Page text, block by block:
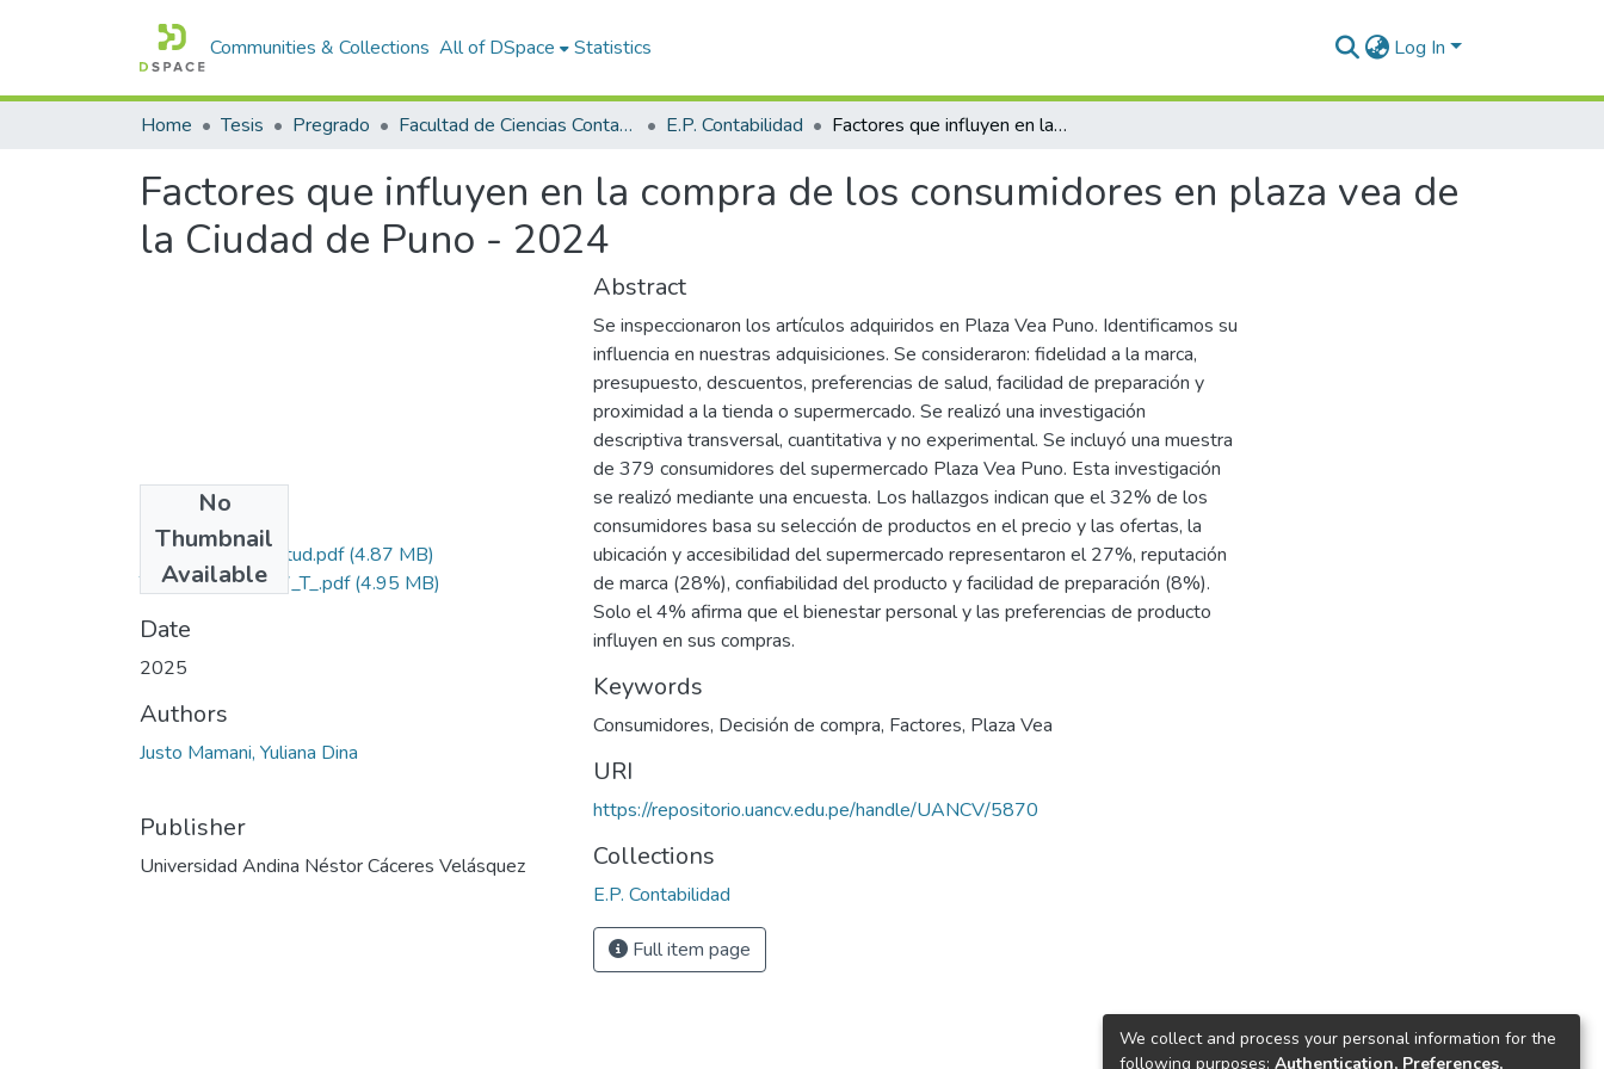
Communities & Collections All of DSpace Statistics Log In
Home Tesis Pregrado Facultad de Ciencias Contables y Financieras E.P. Contabilidad Factores que influyen en la compra de los consumidores en plaza vea de la Ciudad de Puno - 2024
Factores que influyen en la compra de los consumidores en plaza vea de
la Ciudad de Puno - 2024
No
Thumbnail
Available
Grado de Similitud.pdf(4.87 MB)
T036_74244157_T_.pdf(4.95 MB)
Date
2025
Authors
Justo Mamani, Yuliana Dina
Publisher
Universidad Andina Néstor Cáceres Velásquez
Abstract
Se inspeccionaron los artículos adquiridos en Plaza Vea Puno. Identificamos su
influencia en nuestras adquisiciones. Se consideraron: fidelidad a la marca,
presupuesto, descuentos, preferencias de salud, facilidad de preparación y
proximidad a la tienda o supermercado. Se realizó una investigación
descriptiva transversal, cuantitativa y no experimental. Se incluyó una muestra
de 379 consumidores del supermercado Plaza Vea Puno. Esta investigación
se realizó mediante una encuesta. Los hallazgos indican que el 32% de los
consumidores basa su selección de productos en el precio y las ofertas, la
ubicación y accesibilidad del supermercado representaron el 27%, reputación
de marca (28%), confiabilidad del producto y facilidad de preparación (8%).
Solo el 4% afirma que el bienestar personal y las preferencias de producto
influyen en sus compras.
Keywords
Consumidores, Decisión de compra, Factores, Plaza Vea
URI
https://repositorio.uancv.edu.pe/handle/UANCV/5870
Collections
E.P. Contabilidad
Full item page
We collect and process your personal information for the
following purposes: Authentication, Preferences,